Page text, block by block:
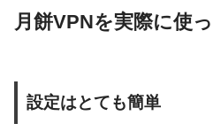
月餅VPNを実際に使
設定はとても簡単